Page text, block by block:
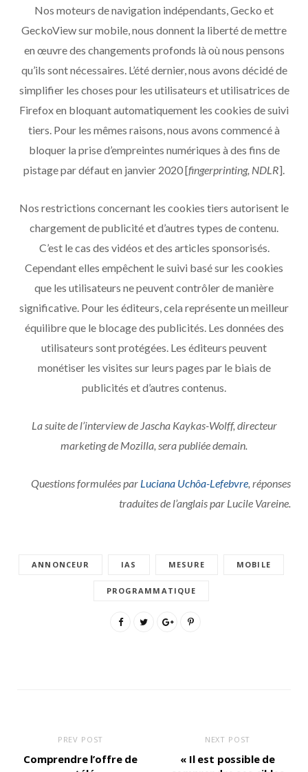
Nos moteurs de navigation indépendants, Gecko et
GeckoView sur mobile, nous donnent la liberté de mettre
en œuvre des changements profonds là où nous pensons
qu’ils sont nécessaires. L’été dernier, nous avons décidé de
simplifier les choses pour les utilisateurs et utilisatrices de
Firefox en bloquant automatiquement les cookies de suivi
tiers. Pour les mêmes raisons, nous avons commencé à
bloquer la prise d’empreintes numériques à des fins de
pistage par défaut en janvier 2020 [fingerprinting, NDLR].
Nos restrictions concernant les cookies tiers autorisent le
chargement de publicité et d’autres types de contenu.
C’est le cas des vidéos et des articles sponsorisés.
Cependant elles empêchent le suivi basé sur les cookies
que les utilisateurs ne peuvent contrôler de manière
significative. Pour les éditeurs, cela représente un meilleur
équilibre que le blocage des publicités. Les données des
utilisateurs sont protégées. Les éditeurs peuvent
monétiser les visites sur leurs pages par le biais de
publicités et d’autres contenus.
La suite de l’interview de Jascha Kaykas-Wolff, directeur
marketing de Mozilla, sera publiée demain.
Questions formulées par Luciana Uchôa-Lefebvre , réponses
traduites de l’anglais par Lucile Vareine.
ANNONCEUR IAS MESURE MOBILE
PROGRAMMATIQUE
PREV POST
Comprendre l’offre de
NEXT POST
« Il est possible de